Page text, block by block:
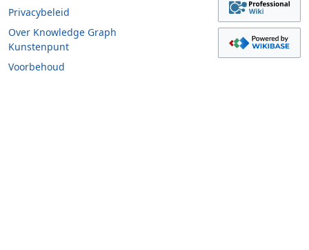
Privacybeleid
Over Knowledge Graph
Kunstenpunt
Voorbehoud